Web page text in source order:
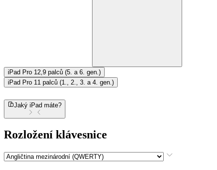
iPad Pro 12,9 palců (5. a 6. gen.)
iPad Pro 11 palců (1., 2., 3. a 4. gen.)
Jaký iPad máte?
Rozložení klávesnice